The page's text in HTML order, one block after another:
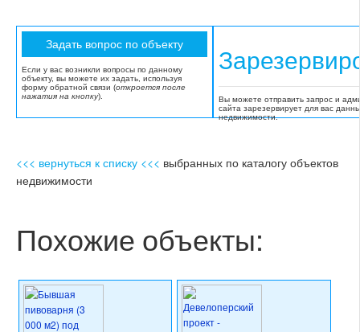
Если у вас возникли вопросы по данному
объекту, вы можете их задать, используя
форму обратной связи (откроется после
нажатия на кнопку).
Вы можете отправить запрос и
сайта зарезервирует для вас
недвижимости.
<<< вернуться к списку <<< выбранных по каталогу объектов
недвижимости
Похожие объекты: